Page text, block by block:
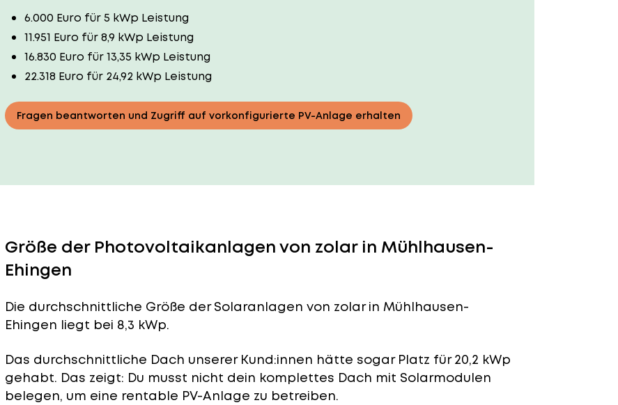
6.000 Euro für 5 kWp Leistung
11.951 Euro für 8,9 kWp Leistung
16.830 Euro für 13,35 kWp Leistung
22.318 Euro für 24,92 kWp Leistung
Fragen beantworten und Zugriff auf vorkonfigurierte PV-Anlage erhalten
Größe der Photovoltaikanlagen von zolar in Mühlhausen-
Ehingen
Die durchschnittliche Größe der Solaranlagen von zolar in Mühlhausen-
Ehingen liegt bei 8,3 kWp.
Das durchschnittliche Dach unserer Kund:innen hätte sogar Platz für 20,2 kWp
gehabt. Das zeigt: Du musst nicht dein komplettes Dach mit Solarmodulen
belegen, um eine rentable PV-Anlage zu betreiben.